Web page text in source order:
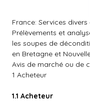
France: Services
Prélèvements et
les soupes de
en Bretagne et
Avis de marché ou de
1 Acheteur
1.1 Acheteur